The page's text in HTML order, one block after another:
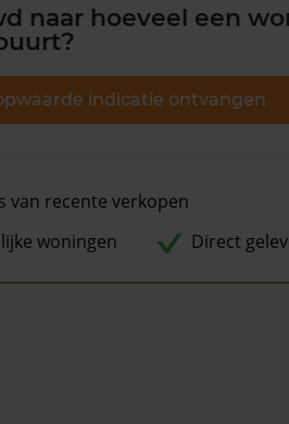
naar hoeveel een
indicatie ontvangen
van recente verkopen
woningen
Direct